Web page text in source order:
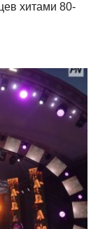
хитами 80-